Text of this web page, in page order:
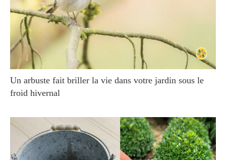
Un arbuste fait briller la vie dans votre jardin sous le
froid hivernal